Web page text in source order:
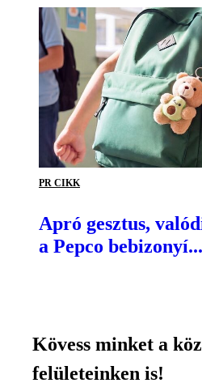
PR CIKK
Apró gesztus,
a Pepco bebizonyí...
Kövess minket a
felületeinken is!